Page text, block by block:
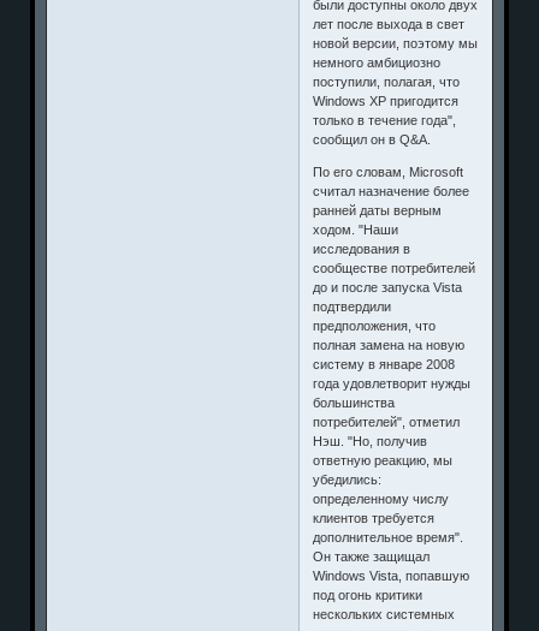
были доступны около двух
лет после выхода в свет
новой версии, поэтому мы
немного амбициозно
поступили, полагая, что
Windows XP пригодится
только в течение года",
сообщил он в Q&A.
По его словам, Microsoft
считал назначение более
ранней даты верным
ходом. "Наши
исследования в
сообществе потребителей
до и после запуска Vista
подтвердили
предположения, что
полная замена на новую
систему в январе 2008
года удовлетворит нужды
большинства
потребителей", отметил
Нэш. "Но, получив
ответную реакцию, мы
убедились:
определенному числу
клиентов требуется
дополнительное время".
Он также защищал
Windows Vista, попавшую
под огонь критики
нескольких системных